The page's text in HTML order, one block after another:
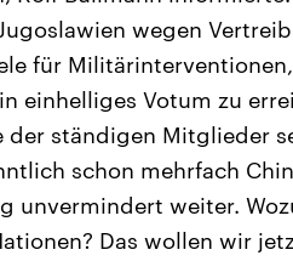
wegen
für
einhelliges Votum zu
ständigen Mitglieder
schon mehrfach
unvermindert weiter.
Das wollen wir